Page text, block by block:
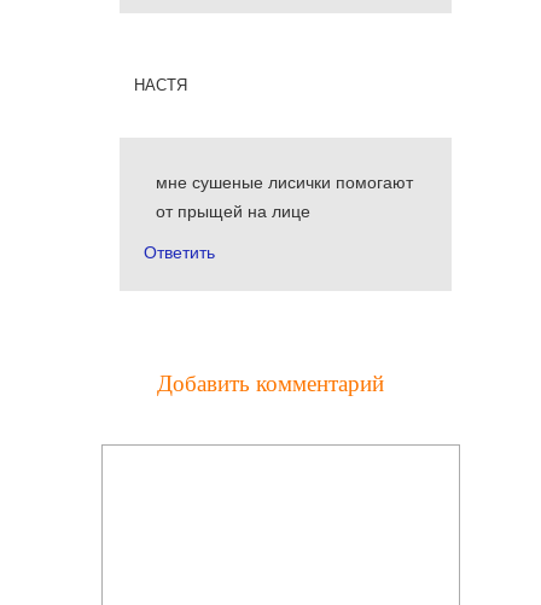
настя
мне сушеные лисички помогают
от прыщей на лице
Ответить
Добавить комментарий